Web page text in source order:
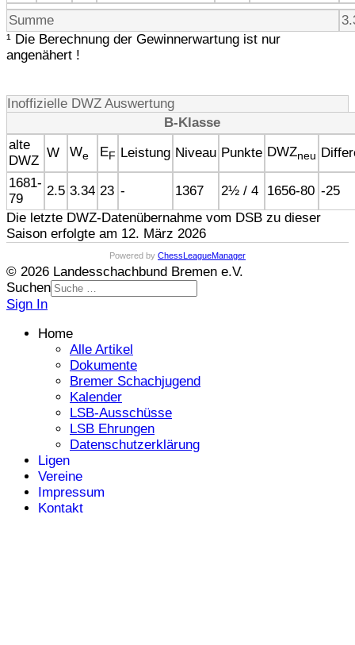
Summe
¹ Die Berechnung der Gewinnerwartung ist nur
angenähert !
Inoffizielle DWZ Auswertung
B-Klasse
alte
DWZ
W We EF Leistung Niveau Punkte DWZneu
1681-
79
2.5 3.34 23 - 1367 2½ / 4 1656-80 -25
Die letzte DWZ-Datenübernahme vom DSB zu dieser
Saison erfolgte am 12. März 2026
Powered by ChessLeagueManager
© 2026 Landesschachbund Bremen e.V.
Suchen
Sign In
Home
Alle Artikel
Dokumente
Bremer Schachjugend
Kalender
LSB-Ausschüsse
LSB Ehrungen
Datenschutzerklärung
Ligen
Vereine
Impressum
Kontakt